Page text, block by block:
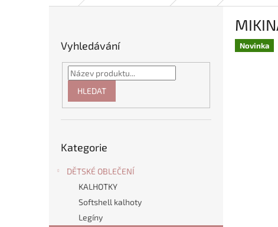
Vyhledávání
HLEDAT
kategorie
Kategorie
DĚTSKÉ OBLEČENÍ
KALHOTKY
Softshell kalhoty
Legíny
Novinka